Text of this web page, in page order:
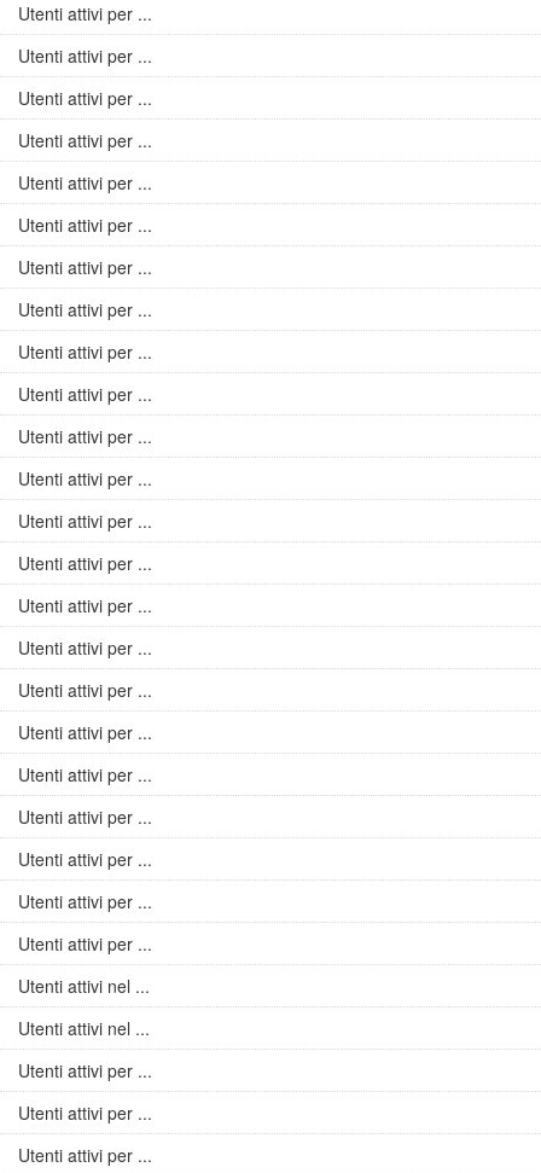
Utenti attivi per ...
Utenti attivi per ...
Utenti attivi per ...
Utenti attivi per ...
Utenti attivi per ...
Utenti attivi per ...
Utenti attivi per ...
Utenti attivi per ...
Utenti attivi per ...
Utenti attivi per ...
Utenti attivi per ...
Utenti attivi per ...
Utenti attivi per ...
Utenti attivi per ...
Utenti attivi per ...
Utenti attivi per ...
Utenti attivi per ...
Utenti attivi per ...
Utenti attivi per ...
Utenti attivi per ...
Utenti attivi per ...
Utenti attivi per ...
Utenti attivi per ...
Utenti attivi nel ...
Utenti attivi nel ...
Utenti attivi per ...
Utenti attivi per ...
Utenti attivi per ...